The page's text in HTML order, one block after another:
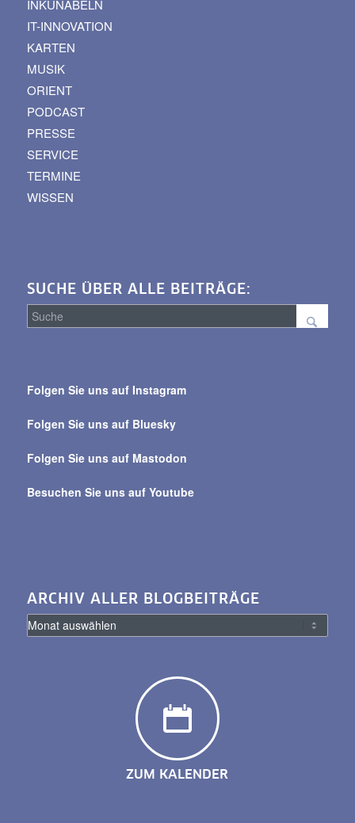
INKUNABELN
IT-INNOVATION
KARTEN
MUSIK
ORIENT
PODCAST
PRESSE
SERVICE
TERMINE
WISSEN
SUCHE ÜBER ALLE BEITRÄGE:
alle
Folgen Sie uns auf Instagram
Folgen Sie uns auf Bluesky
Folgen Sie uns auf Mastodon
Besuchen Sie uns auf Youtube
ARCHIV ALLER BLOGBEITRÄGE
ZUM KALENDER